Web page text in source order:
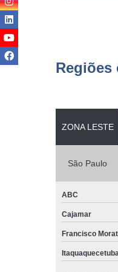
Regiões
ZONA LESTE
São Paulo
ABC
Cajamar
Francisco
Itaquaquecetuba